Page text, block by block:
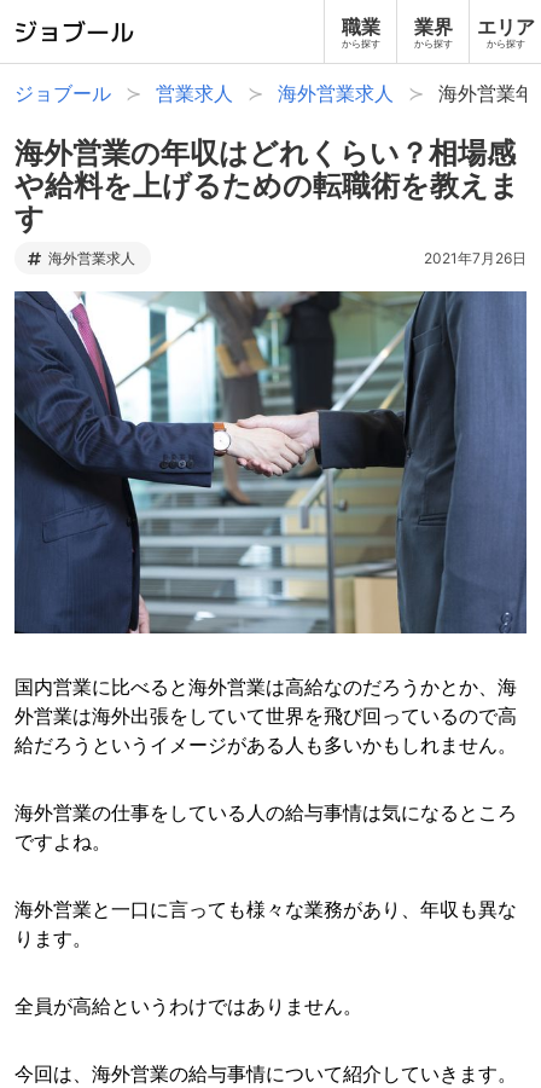
職業
から探す
業界
から探す
エリア
から探す
ジョブール 営業求人 海外営業求人 海外営業年
海外営業の年収はどれくらい？相場感
や給料を上げるための転職術を教えま
す
海外営業求人 2021年7月26日
国内営業に比べると海外営業は高給なのだろうかとか、海
外営業は海外出張をしていて世界を飛び回っているので高
給だろうというイメージがある人も多いかもしれません。
海外営業の仕事をしている人の給与事情は気になるところ
ですよね。
海外営業と一口に言っても様々な業務があり、年収も異な
ります。
全員が高給というわけではありません。
今回は、海外営業の給与事情について紹介していきます。